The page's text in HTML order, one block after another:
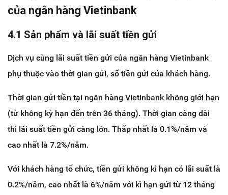
của ngân hàng Vietinbank
4.1 Sản phẩm và lãi suất tiền gửi
Dịch vụ cùng lãi suất tiền gửi của ngân hàng Vietinbank
phụ thuộc vào thời gian gửi, số tiền gửi của khách hàng.
Thời gian gửi tiền tại ngân hàng Vietinbank không giới hạn
(từ không kỳ hạn đến trên 36 tháng). Thời gian càng dài
thì lãi suất tiền gửi càng lớn. Thấp nhất là 0.1%/năm và
cao nhất là 7.2%/năm.
Với khách hàng tổ chức, tiền gửi không kì hạn có lãi suất là
0.2%/năm, cao nhất là 6%/năm với kì hạn gửi từ 12 tháng